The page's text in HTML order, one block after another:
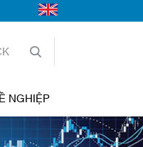
NGHIỆP